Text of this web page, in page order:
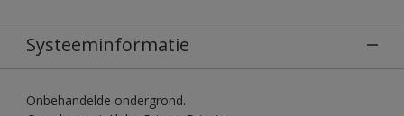
Systeeminformatie
Onbehandelde ondergrond.